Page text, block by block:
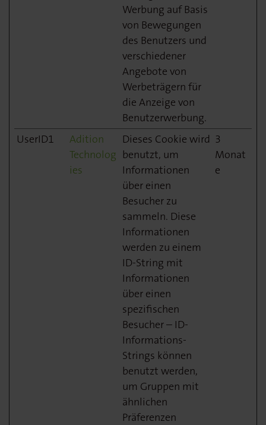
Werbung auf Basis
von Bewegungen
des Benutzers und
verschiedener
Angebote von
Werbeträgern für
die Anzeige von
Benutzerwerbung.
UserID1
Adition
Technolog
ies
Dieses Cookie wird
benutzt, um
Informationen
über einen
Besucher zu
sammeln. Diese
Informationen
werden zu einem
ID-String mit
Informationen
über einen
spezifischen
Besucher – ID-
Informations-
Strings können
benutzt werden,
um Gruppen mit
ähnlichen
Präferenzen
3
Monat
e